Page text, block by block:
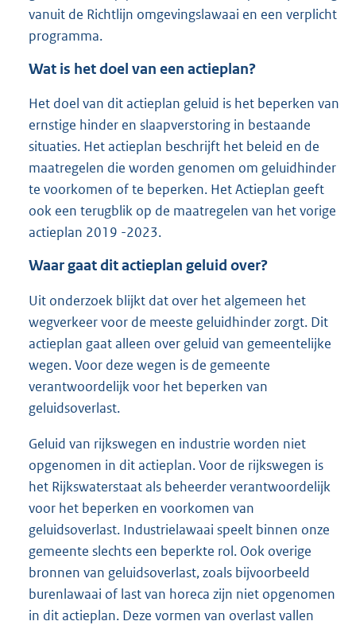
vanuit de Richtlijn omgevingslawaai en een verplicht
programma.
Wat is het doel van een actieplan?
Het doel van dit actieplan geluid is het beperken van
ernstige hinder en slaapverstoring in bestaande
situaties. Het actieplan beschrijft het beleid en de
maatregelen die worden genomen om geluidhinder
te voorkomen of te beperken. Het Actieplan geeft
ook een terugblik op de maatregelen van het vorige
actieplan 2019 -2023.
Waar gaat dit actieplan geluid over?
Uit onderzoek blijkt dat over het algemeen het
wegverkeer voor de meeste geluidhinder zorgt. Dit
actieplan gaat alleen over geluid van gemeentelijke
wegen. Voor deze wegen is de gemeente
verantwoordelijk voor het beperken van
geluidsoverlast.
Geluid van rijkswegen en industrie worden niet
opgenomen in dit actieplan. Voor de rijkswegen is
het Rijkswaterstaat als beheerder verantwoordelijk
voor het beperken en voorkomen van
geluidsoverlast. Industrielawaai speelt binnen onze
gemeente slechts een beperkte rol. Ook overige
bronnen van geluidsoverlast, zoals bijvoorbeeld
burenlawaai of last van horeca zijn niet opgenomen
in dit actieplan. Deze vormen van overlast vallen